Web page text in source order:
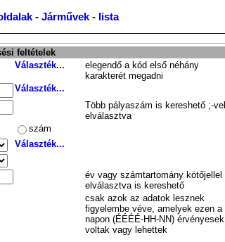
- Járművek - lista
feltételek
Választék...
elegendő a kód első néhány
karakterét megadni
Választék...
Több pályaszám is kereshető ;-vel
elválasztva
szám
Választék...
év vagy számtartomány kötőjellel
elválasztva is kereshető
csak azok az adatok lesznek
figyelembe véve, amelyek ezen a
napon (ÉÉÉÉ-HH-NN) érvényesek
voltak vagy lehettek